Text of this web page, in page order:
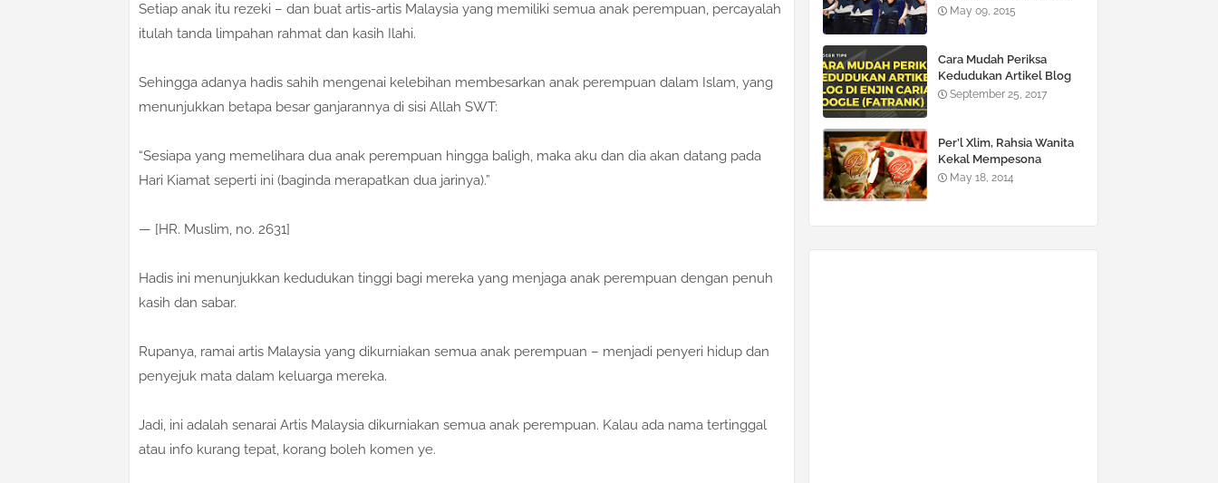
Setiap anak itu rezeki – dan buat artis-artis Malaysia yang memiliki semua anak perempuan, percayalah
itulah tanda limpahan rahmat dan kasih Ilahi.
Sehingga adanya hadis sahih mengenai kelebihan membesarkan anak perempuan dalam Islam, yang
menunjukkan betapa besar ganjarannya di sisi Allah SWT:
“Sesiapa yang memelihara dua anak perempuan hingga baligh, maka aku dan dia akan datang pada
Hari Kiamat seperti ini (baginda merapatkan dua jarinya).”
— [HR. Muslim, no. 2631]
Hadis ini menunjukkan kedudukan tinggi bagi mereka yang menjaga anak perempuan dengan penuh
kasih dan sabar.
Rupanya, ramai artis Malaysia yang dikurniakan semua anak perempuan – menjadi penyeri hidup dan
penyejuk mata dalam keluarga mereka.
Jadi, ini adalah senarai Artis Malaysia dikurniakan semua anak perempuan. Kalau ada nama tertinggal
atau info kurang tepat, korang boleh komen ye.
Perfect 2
May 09, 2015
Cara Mudah Periksa
Kedudukan Artikel Blog
Di Enjin Carian Google
September 25, 2017
Per’l Xlim, Rahsia Wanita
Kekal Mempesona
May 18, 2014